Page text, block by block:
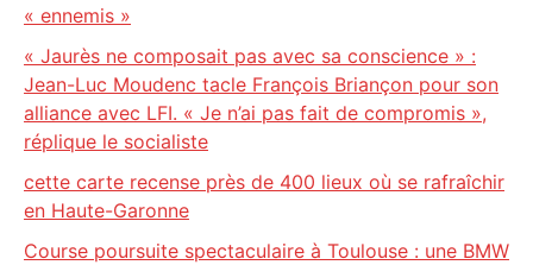
« ennemis »
« Jaurès ne composait pas avec sa conscience » :
Jean-Luc Moudenc tacle François Briançon pour son
alliance avec LFI. « Je n’ai pas fait de compromis »,
réplique le socialiste
cette carte recense près de 400 lieux où se rafraîchir
en Haute-Garonne
Course poursuite spectaculaire à Toulouse : une BMW